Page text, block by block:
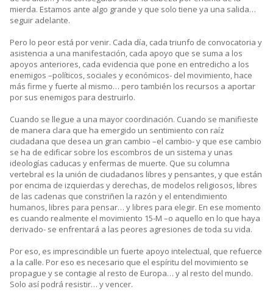
mierda. Estamos ante algo grande y que solo tiene ya una salida…
seguir adelante.
Pero lo peor está por venir. Cada día, cada triunfo de convocatoria y
asistencia a una manifestación, cada apoyo que se suma a los
apoyos anteriores, cada evidencia que pone en entredicho a los
enemigos –políticos, sociales y económicos- del movimiento, hace
más firme y fuerte al mismo… pero también los recursos a aportar
por sus enemigos para destruirlo.
Cuando se llegue a una mayor coordinación. Cuando se manifieste
de manera clara que ha emergido un sentimiento con raíz
ciudadana que desea un gran cambio –el cambio- y que ese cambio
se ha de edificar sobre los escombros de un sistema y unas
ideologías caducas y enfermas de muerte. Que su columna
vertebral es la unión de ciudadanos libres y pensantes, y que están
por encima de izquierdas y derechas, de modelos religiosos, libres
de las cadenas que constriñen la razón y el entendimiento
humanos, libres para pensar… y libres para elegir. En ese momento
es cuando realmente el movimiento 15-M –o aquello en lo que haya
derivado- se enfrentará a las peores agresiones de toda su vida.
Por eso, es imprescindible un fuerte apoyo intelectual, que refuerce
a la calle. Por eso es necesario que el espíritu del movimiento se
propague y se contagie al resto de Europa… y al resto del mundo.
Solo así podrá resistir… y vencer.